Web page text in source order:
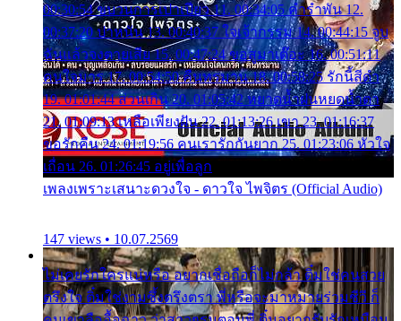
00:30:54 ขบวนการเปาเปียว 11. 00:34:05 คำรำพัน 12.
00:37:20 ปาหนัน 13. 00:40:37 ใจเจ้ากรรม 14. 00:44:15 จูบ
ฉันแล้วจงตายเสีย 15. 00:47:24 ขอสูมาเต๊อะ 16. 00:51:11
คนใจมาร 17. 00:54:50 คืนทรมาน 18. 00:58:25 รักนี้สีดำ
19. 01:01:44 ส่วนเกิน 20. 01:05:42 หยาดน้ำฝนหยดน้ำตา
21. 01:09:13 เหลือเพียงฝัน 22. 01:13:26 เขา 23. 01:16:37
ขอรักคืน 24. 01:19:56 คนเรารักกันยาก 25. 01:23:06 หัวใจ
เถื่อน 26. 01:26:45 อยู่เพื่อลูก
เพลงเพราะเสนาะดวงใจ - ดาวใจ ไพจิตร (Official Audio)
147 views • 10.07.2569
ไม่เคยรักใครแน่หรือ อยากเชื่อถือก็ไม่กล้า ติ๋มใช่คนสวย
ตรึงใจ ติ๋มใช่งามซึ้งตรึงตรา พี่หรือจะมาหมายร่วมชีวี ก็